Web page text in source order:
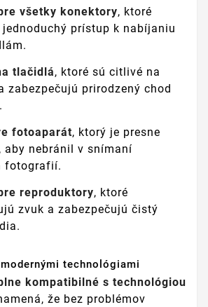
všetky konektory, ktoré
prístup k nabíjaniu
tlačidlá, ktoré sú citlivé na
zabezpečujú prirodzený chod
fotoaparát, ktorý je presne
aby nebránil v snímaní
fotografií.
reproduktory, ktoré
zvuk a zabezpečujú čistý
technológiami
kompatibilné s technológiou
že bez problémov